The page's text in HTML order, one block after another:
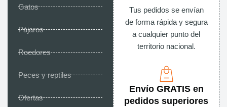
Gatos
Pájaros
Roedores
Peces y reptiles
Ofertas
Tus pedidos se envían
de forma rápida y segura
a cualquier punto del
territorio nacional.
Envío GRATIS en
pedidos superiores